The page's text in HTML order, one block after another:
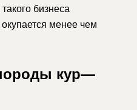
бизнеса
менее чем
кур—